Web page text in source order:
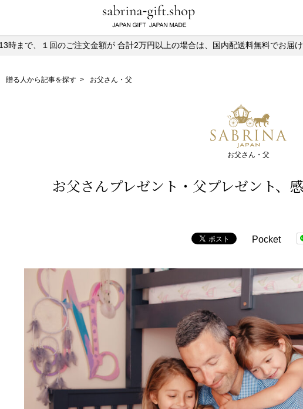
時まで、１回のご注文金額が 合計2万円以上の場合は、国内配送料無料でお届け
贈る人から記事を探す > お父さん・父
お父さん・父
お父さんプレゼント・父プレゼント、
Pocket